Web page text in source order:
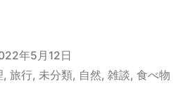
年5月12日
, 旅行, 未分類, 自然, 雑談, 食べ物